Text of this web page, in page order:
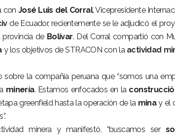
con José Luis del Corral, Vicepresidente
de Ecuador, recientemente se le adjudicó el
provincia de Bolívar. Del Corral compartió con
y los objetivos de STRACON con la actividad
sobre la compañía peruana que “somos una
minería. Estamos enfocados en la
greenfield hasta la operación de la minay el
minera y manifestó, “buscamos ser